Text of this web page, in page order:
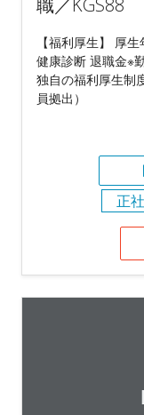
職／KGS88
【福利厚生】 厚
健康診断 退職金※
独自の福利厚生制
員拠出）
正